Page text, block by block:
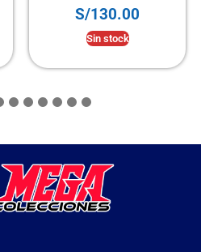
S/130.00
Sin stock